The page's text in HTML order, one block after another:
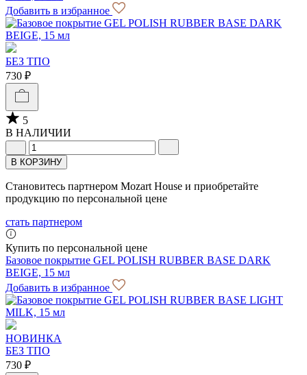
Добавить в избранное
БЕЗ ТПО
730 ₽
5
В НАЛИЧИИ
В КОРЗИНУ
Становитесь партнером Mozart House и приобретайте
продукцию по персональной цене
стать партнером
Купить по персональной цене
Базовое покрытие GEL POLISH RUBBER BASE DARK
BEIGE, 15 мл
Добавить в избранное
НОВИНКА
БЕЗ ТПО
730 ₽